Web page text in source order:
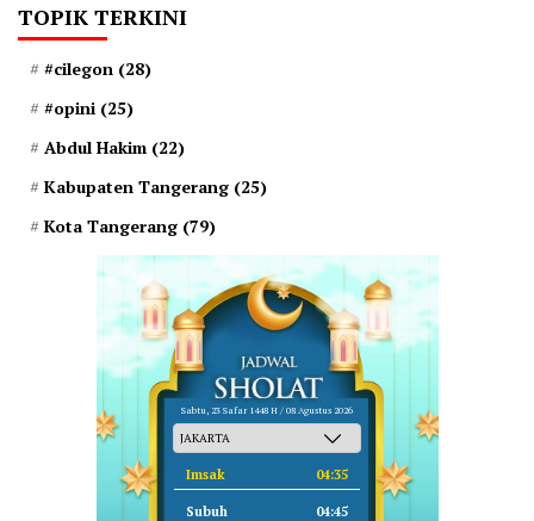
TOPIK TERKINI
#cilegon (28)
#opini (25)
Abdul Hakim (22)
Kabupaten Tangerang (25)
Kota Tangerang (79)
Sabtu, 23 Safar 1448 H / 08 Agustus 2026
Imsak 04:35
Subuh 04:45